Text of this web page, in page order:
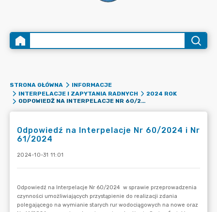
STRONA GŁÓWNA
INFORMACJE
INTERPELACJE I ZAPYTANIA RADNYCH
2024 ROK
ODPOWIEDŹ NA INTERPELACJE NR 60/2024 I NR 61/2024
Odpowiedź na Interpelacje Nr 60/2024 i Nr
61/2024
2024-10-31 11:01